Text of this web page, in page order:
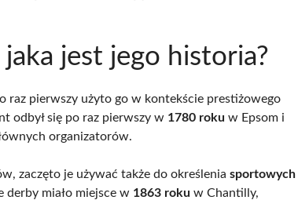
jest jego historia?
raz pierwszy użyto go w kontekście prestiżowego
odbył się po raz pierwszy w 1780 roku w Epsom i
organizatorów.
zaczęto je używać także do określenia sportowych
derby miało miejsce w 1863 roku w Chantilly,